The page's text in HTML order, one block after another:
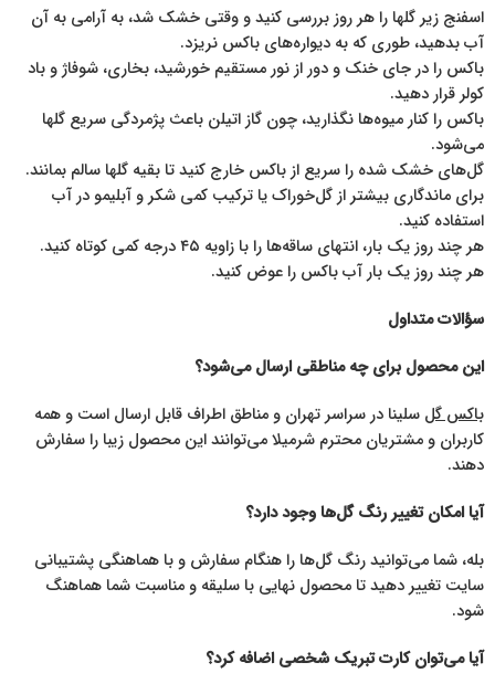
اسفنج زیر گلها را هر روز بررسی کنید و وقتی خشک شد، به آرامی به آن
آب بدهید، طوری که به دیواره‌های باکس نریزد.
باکس را در جای خنک و دور از نور مستقیم خورشید، بخاری، شوفاژ و باد
کولر قرار دهید.
باکس را کنار میوه‌ها نگذارید، چون گاز اتیلن باعث پژمردگی سریع گلها
می‌شود.
گل‌های خشک شده را سریع از باکس خارج کنید تا بقیه گلها سالم بمانند.
برای ماندگاری بیشتر از گل‌خوراک یا ترکیب کمی شکر و آبلیمو در آب
استفاده کنید.
هر چند روز یک بار، انتهای ساقه‌ها را با زاویه ۴۵ درجه کمی کوتاه کنید.
هر چند روز یک بار آب باکس را عوض کنید.
سؤالات متداول
این محصول برای چه مناطقی ارسال می‌شود؟
باکس گل سلینا در سراسر تهران و مناطق اطراف قابل ارسال است و همه
کاربران و مشتریان محترم شرمیلا می‌توانند این محصول زیبا را سفارش
دهند.
آیا امکان تغییر رنگ گل‌ها وجود دارد؟
بله، شما می‌توانید رنگ گل‌ها را هنگام سفارش و با هماهنگی پشتیبانی
سایت تغییر دهید تا محصول نهایی با سلیقه و مناسبت شما هماهنگ
شود.
آیا می‌توان کارت تبریک شخصی اضافه کرد؟